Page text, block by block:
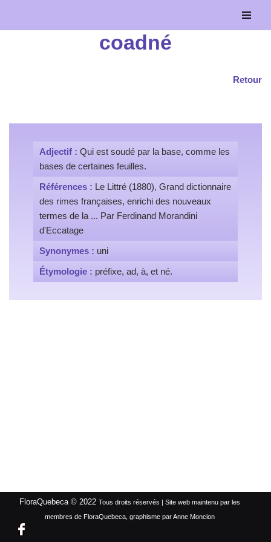
Aller
coadné
Retour
Adjectif : Qui est soudé par la base, comme les
bases de certaines feuilles.
Références : Le Littré (1880), Grand dictionnaire
des rimes françaises, enrichi des nouveaux
termes de la ... Par Ferdinand Morandini
d'Eccatage
Synonymes : uni
Étymologie : préfixe, ad, à, et né.
FloraQuebeca © 2022 Tous droits réservés | Site web maintenu par les
membres de FloraQuebeca, graphisme par Anne Moncion